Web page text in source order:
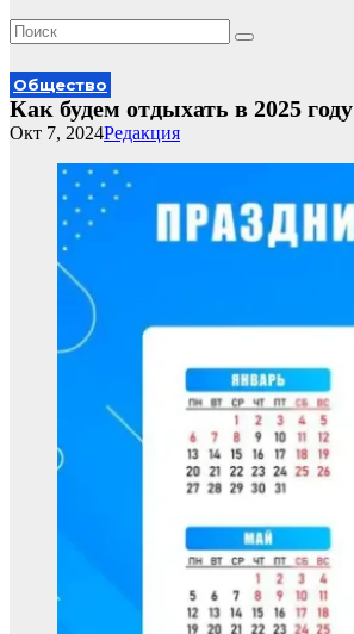
Общество
Как будем отдыхать в 2025 году
Редакция
Окт 7, 2024